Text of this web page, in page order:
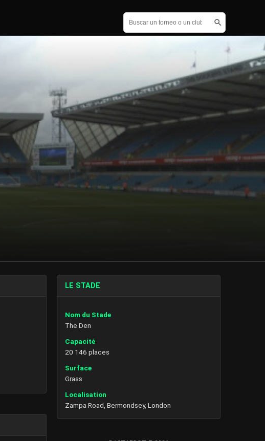
LE STADE
Nom du Stade
The Den
Capacité
20 146 places
Surface
Grass
Localisation
Zampa Road, Bermondsey, London